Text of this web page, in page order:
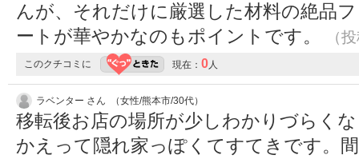
んが、それだけに厳選した材料の絶品
ートが華やかなのもポイントです。
（
このクチコミに 現在： 0人
ラベンター さん （女性/熊本市/30代）
移転後お店の場所が少しわかりづらく
かえって隠れ家っぽくてすてきです。